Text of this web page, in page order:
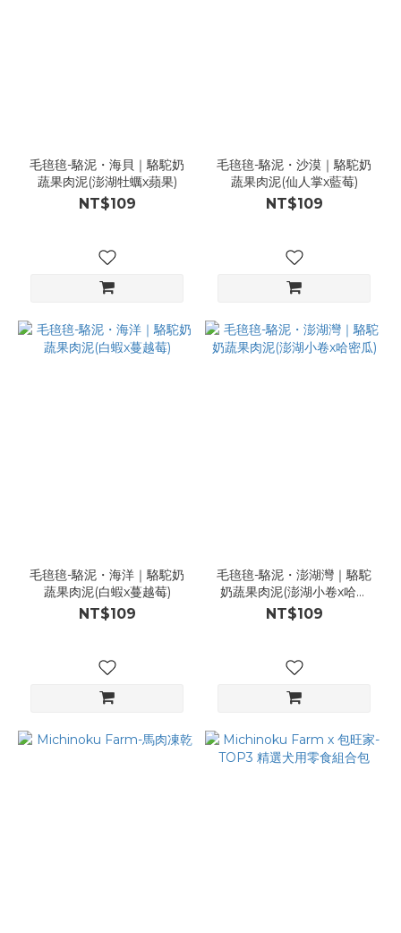
毛毰毰-駱泥・海貝｜駱駝奶
蔬果肉泥(澎湖牡蠣x蘋果)
NT$109
毛毰毰-駱泥・沙漠｜駱駝奶
蔬果肉泥(仙人掌x藍莓)
NT$109
毛毰毰-駱泥・海洋｜駱駝奶
蔬果肉泥(白蝦x蔓越莓)
NT$109
毛毰毰-駱泥・澎湖灣｜駱駝
奶蔬果肉泥(澎湖小卷x哈密
瓜)
NT$109